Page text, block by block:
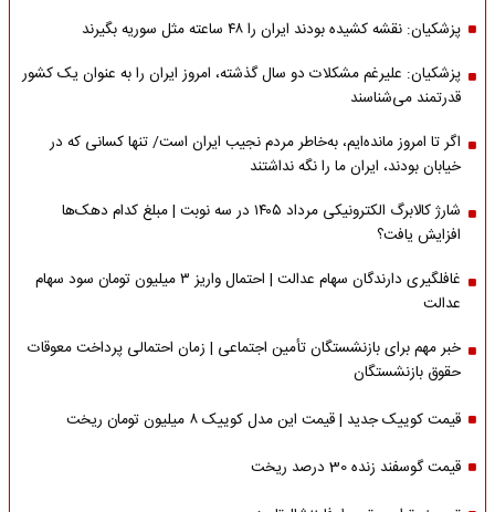
پزشکیان: نقشه کشیده بودند ایران را ۴۸ ساعته مثل سوریه بگیرند
پزشکیان: علیرغم مشکلات دو سال گذشته، امروز ایران را به عنوان یک کشور
قدرتمند می‌شناسند
اگر تا امروز مانده‌ایم، به‌خاطر مردم نجیب ایران است/ تنها کسانی که در
خیابان بودند، ایران ما را نگه نداشتند
شارژ کالابرگ الکترونیکی مرداد ۱۴۰۵ در سه نوبت | مبلغ کدام دهک‌ها
افزایش یافت؟
غافلگیری دارندگان سهام عدالت | احتمال واریز ۳ میلیون تومان سود سهام
عدالت
خبر مهم برای بازنشستگان تأمین اجتماعی | زمان احتمالی پرداخت معوقات
حقوق بازنشستگان
قیمت کوییک جدید | قیمت این مدل کوییک ۸ میلیون تومان ریخت
قیمت گوسفند زنده 30 درصد ریخت